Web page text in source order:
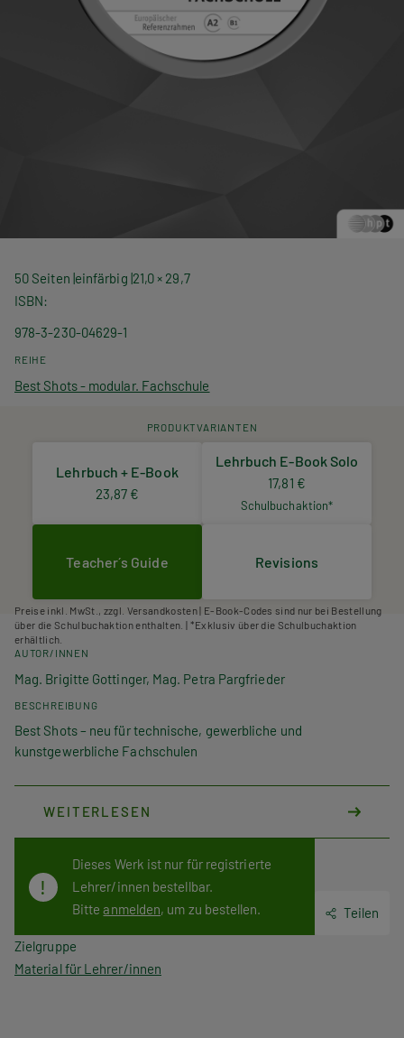
50 Seiten einfärbig 21,0 × 29,7
ISBN
978-3-230-04629-1
REIHE
Best Shots - modular. Fachschule
PRODUKTVARIANTEN
Lehrbuch + E-Book
23,87 €
Lehrbuch E-Book Solo
17,81 €
Schulbuchaktion*
Teacher´s Guide Revisions
Preise inkl. MwSt., zzgl. Versandkosten | E-Book-Codes sind nur bei Bestellung
über die Schulbuchaktion enthalten. | *Exklusiv über die Schulbuchaktion
erhältlich.
AUTOR/INNEN
Mag. Brigitte Gottinger, Mag. Petra Pargfrieder
BESCHREIBUNG
Best Shots – neu für technische, gewerbliche und
kunstgewerbliche Fachschulen
WEITERLESEN
Dieses Werk ist nur für registrierte
Lehrer/innen bestellbar.
Bitteanmelden, um zu bestellen. Teilen
Zielgruppe
Material für Lehrer/innen